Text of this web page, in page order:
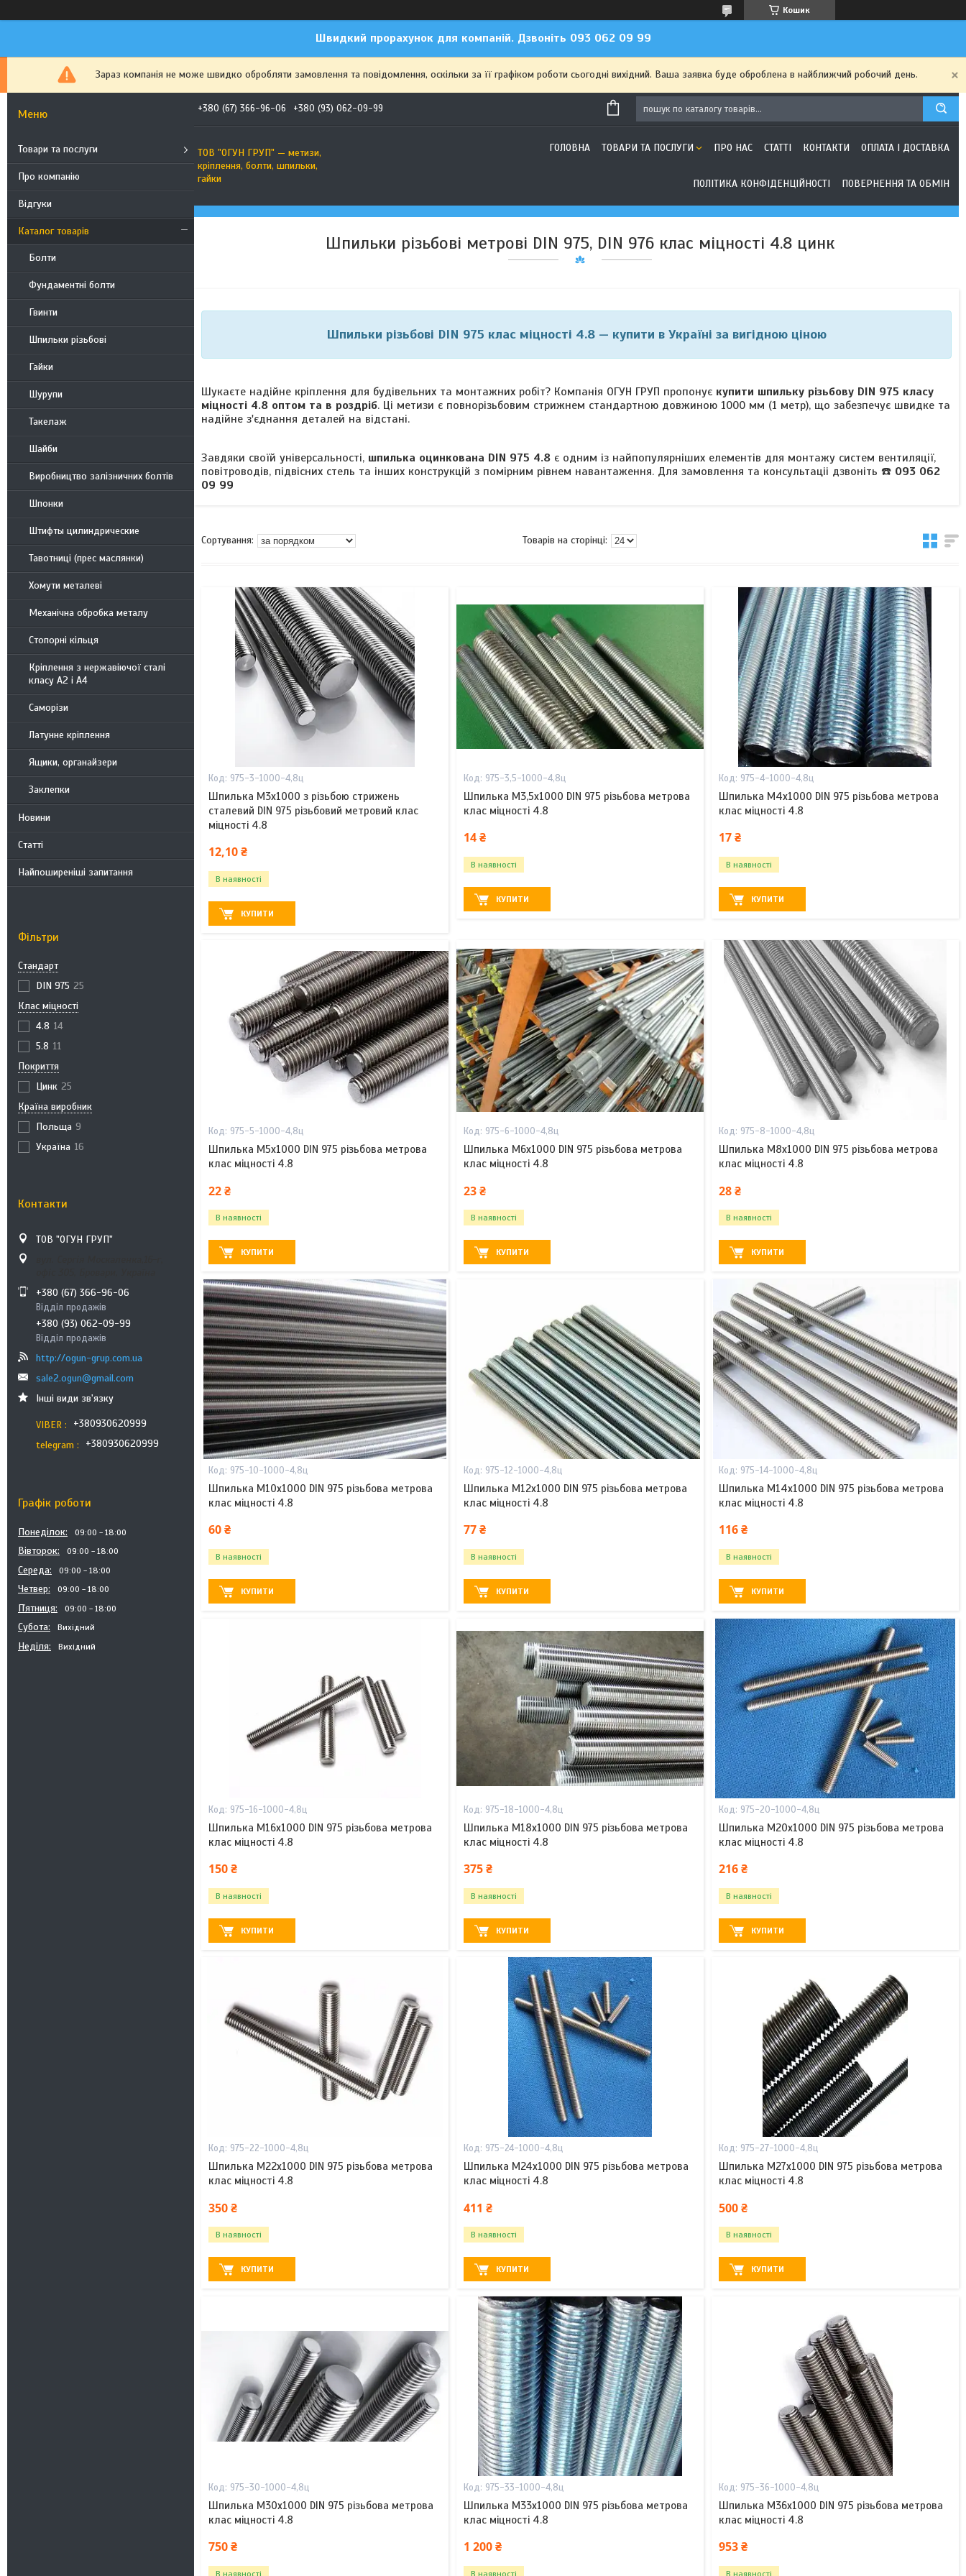
Кошик
Швидкий прорахунок для компаній. Дзвоніть 093 062 09 99
Зараз компанія не може швидко обробляти замовлення та повідомлення, оскільки за її графіком роботи сьогодні вихідний. Ваша заявка буде оброблена в найближчий робочий день.
Товари та послуги
Про компанію
Відгуки
Каталог товарів
Болти
Фундаментні болти
Гвинти
Шпильки різьбові
Гайки
Шурупи
Такелаж
Шайби
Виробництво залізничних болтів
Шпонки
Штифты цилиндрические
Тавотниці (прес маслянки)
Хомути металеві
Механічна обробка металу
Стопорні кільця
Кріплення з нержавіючої сталі
класу А2 і А4
Саморізи
Латунне кріплення
Ящики, органайзери
Заклепки
Новини
Статті
Найпоширеніші запитання
Фільтри
Стандарт
DIN 975 25
Клас міцності
4.8 14
5.8 11
Покриття
Цинк 25
Країна виробник
Польща 9
Україна 16
Контакти
ТОВ "ОГУН ГРУП"
+380 (67) 366-96-06
Відділ продажів
+380 (93) 062-09-99
Відділ продажів
http://ogun-grup.com.ua
sale2.ogun@gmail.com
Інші види зв'язку
VIBER
+380930620999
telegram
+380930620999
Графік роботи
Понеділок 09:00 18:00
Вівторок 09:00 18:00
Середа 09:00 18:00
Четвер 09:00 18:00
Пʼятниця 09:00 18:00
Субота Вихідний
Неділя Вихідний
+380 (67) 366-96-06 +380 (93) 062-09-99
ТОВ "ОГУН ГРУП" — метизи,
кріплення, болти, шпильки,
гайки
ГОЛОВНА ТОВАРИ ТА ПОСЛУГИ ПРО НАС СТАТТІ КОНТАКТИ ОПЛАТА І ДОСТАВКА
ПОЛІТИКА КОНФІДЕНЦІЙНОСТІ ПОВЕРНЕННЯ ТА ОБМІН
Шпильки різьбові метрові DIN 975, DIN 976 клас міцності 4.8 цинк
Шпильки різьбові DIN 975 клас міцності 4.8 — купити в Україні за вигідною ціною
Шукаєте надійне кріплення для будівельних та монтажних робіт? Компанія ОГУН ГРУП пропонує купити шпильку різьбову DIN 975 класу
міцності 4.8 оптом та в роздріб. Ці метизи є повнорізьбовим стрижнем стандартною довжиною 1000 мм (1 метр), що забезпечує швидке та
надійне з'єднання деталей на відстані.
Завдяки своїй універсальності, шпилька оцинкована DIN 975 4.8 є одним із найпопулярніших елементів для монтажу систем вентиляції,
повітроводів, підвісних стель та інших конструкцій з помірним рівнем навантаження. Для замовлення та консультаціі дзвоніть ☎️ 093 062
09 99
975-3-1000-4,8ц
Шпилька М3х1000 з різьбою стрижень
сталевий DIN 975 різьбовий метровий клас
міцності 4.8
12,10 ₴
В наявності
КУПИТИ
975-3,5-1000-4,8ц
Шпилька М3,5х1000 DIN 975 різьбова метрова
клас міцності 4.8
14 ₴
В наявності
КУПИТИ
975-4-1000-4,8ц
Шпилька М4х1000 DIN 975 різьбова метрова
клас міцності 4.8
17 ₴
В наявності
КУПИТИ
975-5-1000-4,8ц
Шпилька М5х1000 DIN 975 різьбова метрова
клас міцності 4.8
22 ₴
В наявності
КУПИТИ
975-6-1000-4,8ц
Шпилька М6х1000 DIN 975 різьбова метрова
клас міцності 4.8
23 ₴
В наявності
КУПИТИ
975-8-1000-4,8ц
Шпилька М8х1000 DIN 975 різьбова метрова
клас міцності 4.8
28 ₴
В наявності
КУПИТИ
975-10-1000-4,8ц
Шпилька М10х1000 DIN 975 різьбова метрова
клас міцності 4.8
60 ₴
В наявності
КУПИТИ
975-12-1000-4,8ц
Шпилька М12х1000 DIN 975 різьбова метрова
клас міцності 4.8
77 ₴
В наявності
КУПИТИ
975-14-1000-4,8ц
Шпилька М14х1000 DIN 975 різьбова метрова
клас міцності 4.8
116 ₴
В наявності
КУПИТИ
975-16-1000-4,8ц
Шпилька М16х1000 DIN 975 різьбова метрова
клас міцності 4.8
150 ₴
В наявності
КУПИТИ
975-18-1000-4,8ц
Шпилька М18х1000 DIN 975 різьбова метрова
клас міцності 4.8
375 ₴
В наявності
КУПИТИ
975-20-1000-4,8ц
Шпилька М20х1000 DIN 975 різьбова метрова
клас міцності 4.8
216 ₴
В наявності
КУПИТИ
975-22-1000-4,8ц
Шпилька М22х1000 DIN 975 різьбова метрова
клас міцності 4.8
350 ₴
В наявності
КУПИТИ
975-24-1000-4,8ц
Шпилька М24х1000 DIN 975 різьбова метрова
клас міцності 4.8
411 ₴
В наявності
КУПИТИ
975-27-1000-4,8ц
Шпилька М27х1000 DIN 975 різьбова метрова
клас міцності 4.8
500 ₴
В наявності
КУПИТИ
975-30-1000-4,8ц
Шпилька М30х1000 DIN 975 різьбова метрова
клас міцності 4.8
750 ₴
В наявності
975-33-1000-4,8ц
Шпилька М33х1000 DIN 975 різьбова метрова
клас міцності 4.8
1 200 ₴
В наявності
975-36-1000-4,8ц
Шпилька М36х1000 DIN 975 різьбова метрова
клас міцності 4.8
953 ₴
В наявності